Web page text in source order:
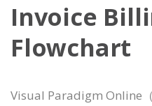
Invoice
Flowchart
Visual Paradigm Online